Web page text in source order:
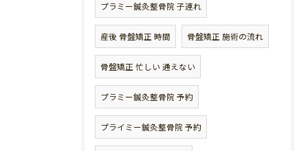
プラミー鍼灸整骨院 子連れ
産後 骨盤矯正 時間 骨盤矯正 施術の流れ
骨盤矯正 忙しい 通えない
プラミー鍼灸整骨院 予約
プライミー鍼灸整骨院 予約